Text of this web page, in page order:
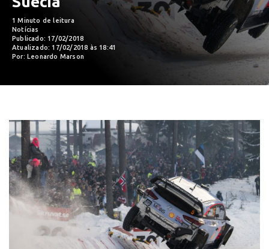
1 Minuto de leitura
Notícias
Publicado: 17/02/2018
Atualizado: 17/02/2018 às 18:41
Por: Leonardo Marson